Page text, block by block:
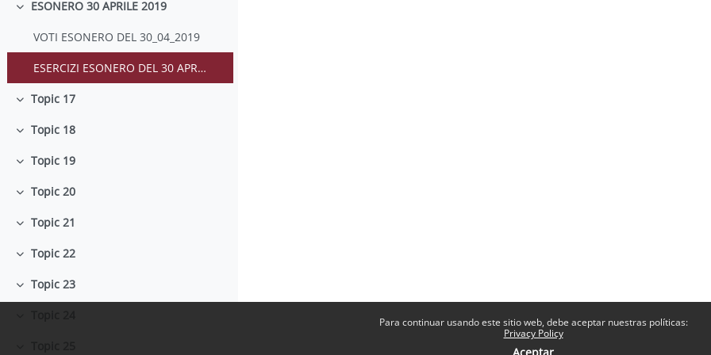
Para continuar usando este sitio web, debe aceptar nuestras políticas:
Privacy Policy
Colapsar
ESONERO 30 APRILE 2019
VOTI ESONERO DEL 30_04_2019
ESERCIZI ESONERO DEL 30 APRILE 2019 E SVOLGIMENTI
Colapsar
Topic 17
Colapsar
Topic 18
Colapsar
Topic 19
Colapsar
Topic 20
Colapsar
Topic 21
Colapsar
Topic 22
Colapsar
Topic 23